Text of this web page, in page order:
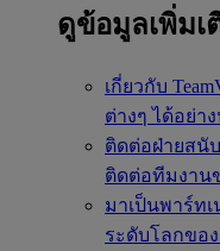
ดูข้อมูลเพิ่มเ
เกี่ยวกับ
ต่างๆ ได้อย่า
ติดต่อฝ่ายสนั
ติดต่อทีมงาน
มาเป็นพาร์ทเ
ระดับโลกของ